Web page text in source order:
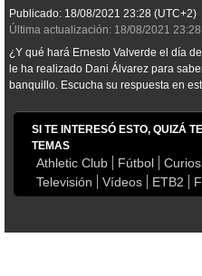
Publicado: 18/08/2021 23:28 (UTC+2)
Última actualización: 18/08/2021 23:28
¿Y qué hará Ernesto Valverde el día
le ha realizado Dani Álvarez para
banquillo. Escucha su respuesta en
SI TE INTERESÓ ESTO, QUIZÁ
TEMAS
Athletic Club Fútbol
Televisión
Vídeos ETB2